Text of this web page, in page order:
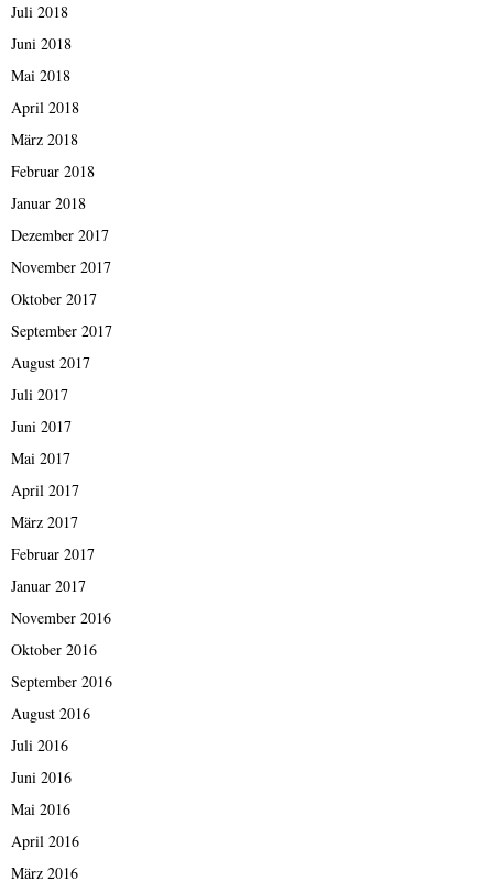
Juli 2018
Juni 2018
Mai 2018
April 2018
März 2018
Februar 2018
Januar 2018
Dezember 2017
November 2017
Oktober 2017
September 2017
August 2017
Juli 2017
Juni 2017
Mai 2017
April 2017
März 2017
Februar 2017
Januar 2017
November 2016
Oktober 2016
September 2016
August 2016
Juli 2016
Juni 2016
Mai 2016
April 2016
März 2016